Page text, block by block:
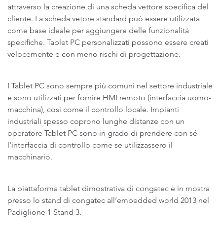
attraverso la creazione di una scheda vettore specifica del
cliente. La scheda vetore standard può essere utilizzata
come base ideale per aggiungere delle funzionalità
specifiche. Tablet PC personalizzati possono essere creati
velocemente e con meno rischi di progettazione.
I Tablet PC sono sempre più comuni nel settore industriale
e sono utilizzati per fornire HMI remoto (interfaccia uomo-
macchina), così come il controllo locale. Impianti
industriali spesso coprono lunghe distanze con un
operatore Tablet PC sono in grado di prendere con sé
l'interfaccia di controllo come se utilizzassero il
macchinario.
La piattaforma tablet dimostrativa di congatec è in mostra
presso lo stand di congatec all’embedded world 2013 nel
Padiglione 1 Stand 3.